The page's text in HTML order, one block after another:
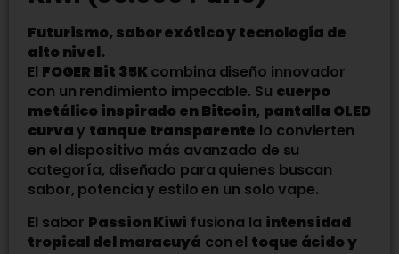
Futurismo, sabor exótico y tecnología de
alto nivel.
El FOGER Bit 35Kcombina diseño innovador
con un rendimiento impecable. Su cuerpo
metálico inspirado en Bitcoin, pantalla OLED
curvay tanque transparente lo convierten
en el dispositivo más avanzado de su
categoría, diseñado para quienes buscan
sabor, potencia y estilo en un solo vape.
El sabor Passion Kiwi fusiona la intensidad
tropical del maracuyá con el toque ácido y